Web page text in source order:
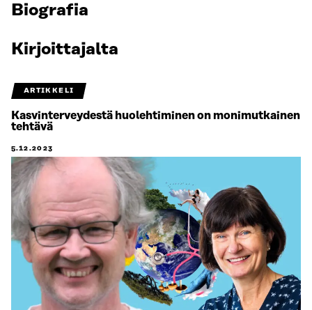
Biografia
Kirjoittajalta
ARTIKKELI
Kasvinterveydestä huolehtiminen on monimutkainen
tehtävä
5.12.2023